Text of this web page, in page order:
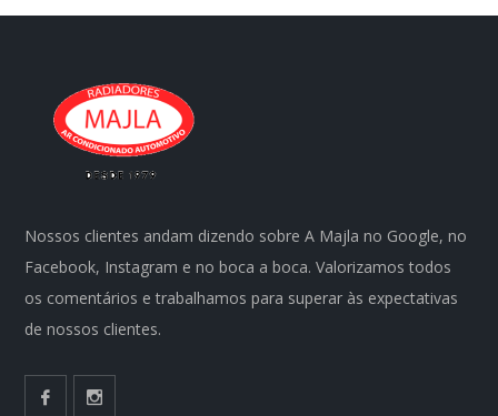
Nossos clientes andam dizendo sobre A Majla no Google, no
Facebook, Instagram e no boca a boca. Valorizamos todos
os comentários e trabalhamos para superar às expectativas
de nossos clientes.